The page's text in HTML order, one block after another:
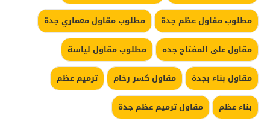
مطلوب مقاول عظم جدة
مطلوب مقاول معماري جدة
مقاول على المفتاح جده
مطلوب مقاول لياسة
مقاول بناء بجدة
مقاول كسر رخام
ترميم عظم
بناء عظم
مقاول ترميم عظم جدة